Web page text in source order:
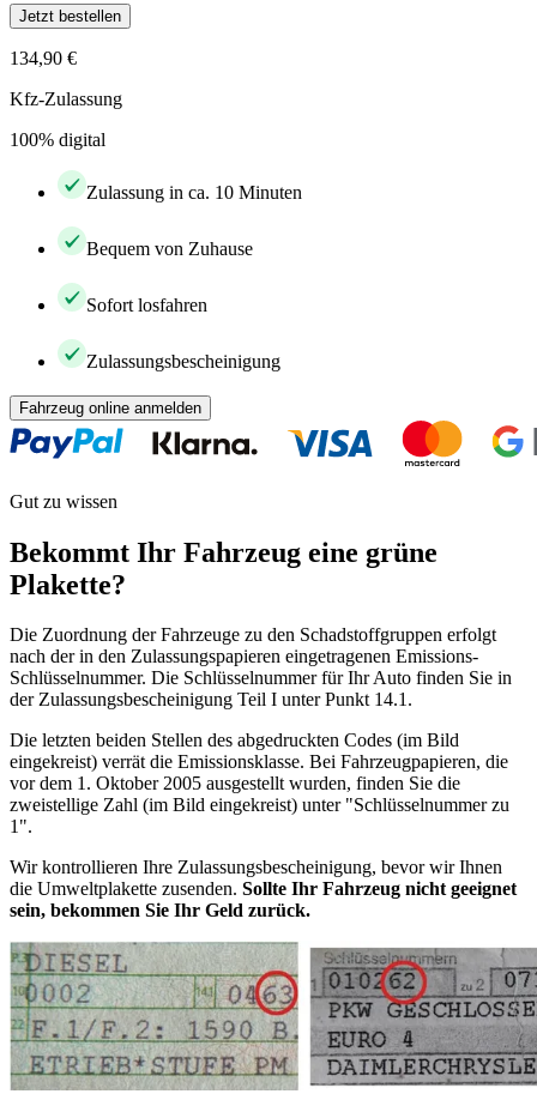
Jetzt bestellen
134,90 €
Kfz-Zulassung
100% digital
Zulassung in ca. 10 Minuten
Bequem von Zuhause
Sofort losfahren
Zulassungsbescheinigung
Fahrzeug online anmelden
Gut zu wissen
Bekommt Ihr Fahrzeug eine grüne
Plakette?
Die Zuordnung der Fahrzeuge zu den Schadstoffgruppen erfolgt
nach der in den Zulassungspapieren eingetragenen Emissions-
Schlüsselnummer. Die Schlüsselnummer für Ihr Auto finden Sie in
der Zulassungsbescheinigung Teil I unter Punkt 14.1.
Die letzten beiden Stellen des abgedruckten Codes (im Bild
eingekreist) verrät die Emissionsklasse. Bei Fahrzeugpapieren, die
vor dem 1. Oktober 2005 ausgestellt wurden, finden Sie die
zweistellige Zahl (im Bild eingekreist) unter "Schlüsselnummer zu
1".
Wir kontrollieren Ihre Zulassungsbescheinigung, bevor wir Ihnen
die Umweltplakette zusenden. Sollte Ihr Fahrzeug nicht geeignet
sein, bekommen Sie Ihr Geld zurück.